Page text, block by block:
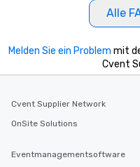
Alle
Melden Sie ein Problem mit
Cvent
Cvent Supplier Network
OnSite Solutions
Eventmanagementsoftware